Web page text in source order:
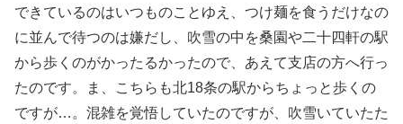
できているのはいつものことゆえ、つけ麺を食うだけなの
に並んで待つのは嫌だし、吹雪の中を桑園や二十四軒の駅
から歩くのがかったるかったので、あえて支店の方へ行っ
たのです。ま、こちらも北18条の駅からちょっと歩くの
ですが…。混雑を覚悟していたのですが、吹雪いていたた